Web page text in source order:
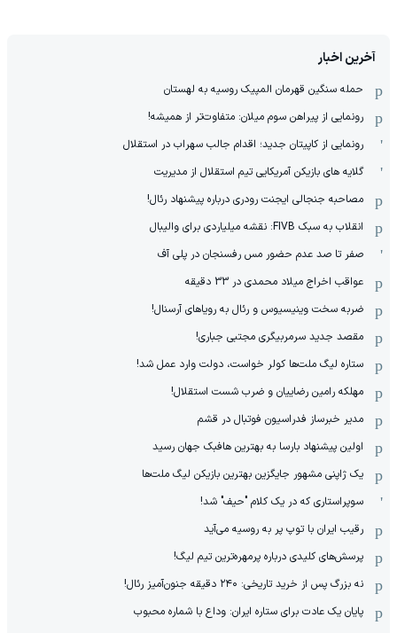
آخرین اخبار
حمله سنگین قهرمان المپیک روسیه به لهستان
رونمایی از پیراهن سوم میلان: متفاوت‌تر از همیشه!
رونمایی از کاپیتان جدید؛ اقدام جالب سهراب در استقلال
گلایه های بازیکن آمریکایی تیم استقلال از مدیریت
مصاحبه جنجالی ایجنت رودری درباره پیشنهاد رئال!
انقلاب به سبک FIVB: نقشه میلیاردی برای والیبال
صفر تا صد عدم حضور مس رفسنجان در پلی آف
عواقب اخراج میلاد محمدی در 33 دقیقه
ضربه سخت وینیسیوس و رئال به رویاهای آرسنال!
مقصد جدید سرمربیگری مجتبی جباری!
ستاره لیگ ملت‌ها کولر خواست، دولت وارد عمل شد!
مهلکه رامین رضاییان و ضرب شست استقلال!
مدیر خبرساز فدراسیون فوتبال در قشم
اولین پیشنهاد بارسا به بهترین هافبک جهان رسید
یک ژاپنی مشهور جایگزین بهترین بازیکن لیگ ملت‌ها
سوپراستاری که در یک کلام "حیف" شد!
رقیب ایران با توپ پر به روسیه می‌آید
پرسش‌های کلیدی درباره پرمهره‌ترین تیم لیگ!
نه بزرگ پس از خرید تاریخی: ۲۴۰ دقیقه جنون‌آمیز رئال!
پایان یک عادت برای ستاره ایران: وداع با شماره محبوب